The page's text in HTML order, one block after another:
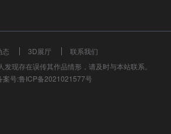
态 3D展厅
联系我们
现存在误传其作品情形，请及时与本站联系。
号:鲁ICP备2021021577号